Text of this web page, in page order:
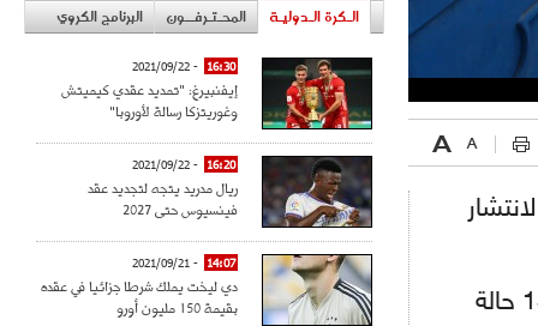
وحسب آخر الأرقام بلغ عدد المصابين 201 حالة بعد أن كان 139 حالة
الـكرة الـدوليـة المحـتـرفــون البرنامج الكروي
16:30
- 2021/09/22
إيفنبيرغ: "تمديد عقدي كيميتش
وغوريتزكا رسالة لأوروبا"
16:20
- 2021/09/22
ريال مدريد يتجه لتجديد عقد
فينسيوس حتى 2027
14:07
- 2021/09/21
دي ليخت يملك شرطا جزائيا في عقده
بقيمة 150 مليون أورو